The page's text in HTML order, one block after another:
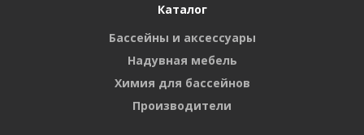
Каталог
Бассейны и аксессуары
Надувная мебель
Химия для бассейнов
Производители